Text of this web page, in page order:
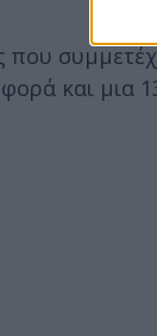
που
και μια